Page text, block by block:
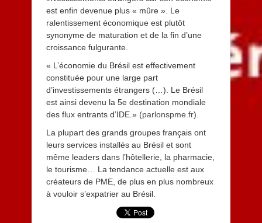
est enfin devenue plus « mûre ». Le
ralentissement économique est plutôt
synonyme de maturation et de la fin d’une
croissance fulgurante.
« L’économie du Brésil est effectivement
constituée pour une large part
d’investissements étrangers (…). Le Brésil
est ainsi devenu la 5e destination mondiale
des flux entrants d’IDE.» (parlonspme.fr).
La plupart des grands groupes français ont
leurs services installés au Brésil et sont
même leaders dans l’hôtellerie, la pharmacie,
le tourisme… La tendance actuelle est aux
créateurs de PME, de plus en plus nombreux
à vouloir s’expatrier au Brésil.